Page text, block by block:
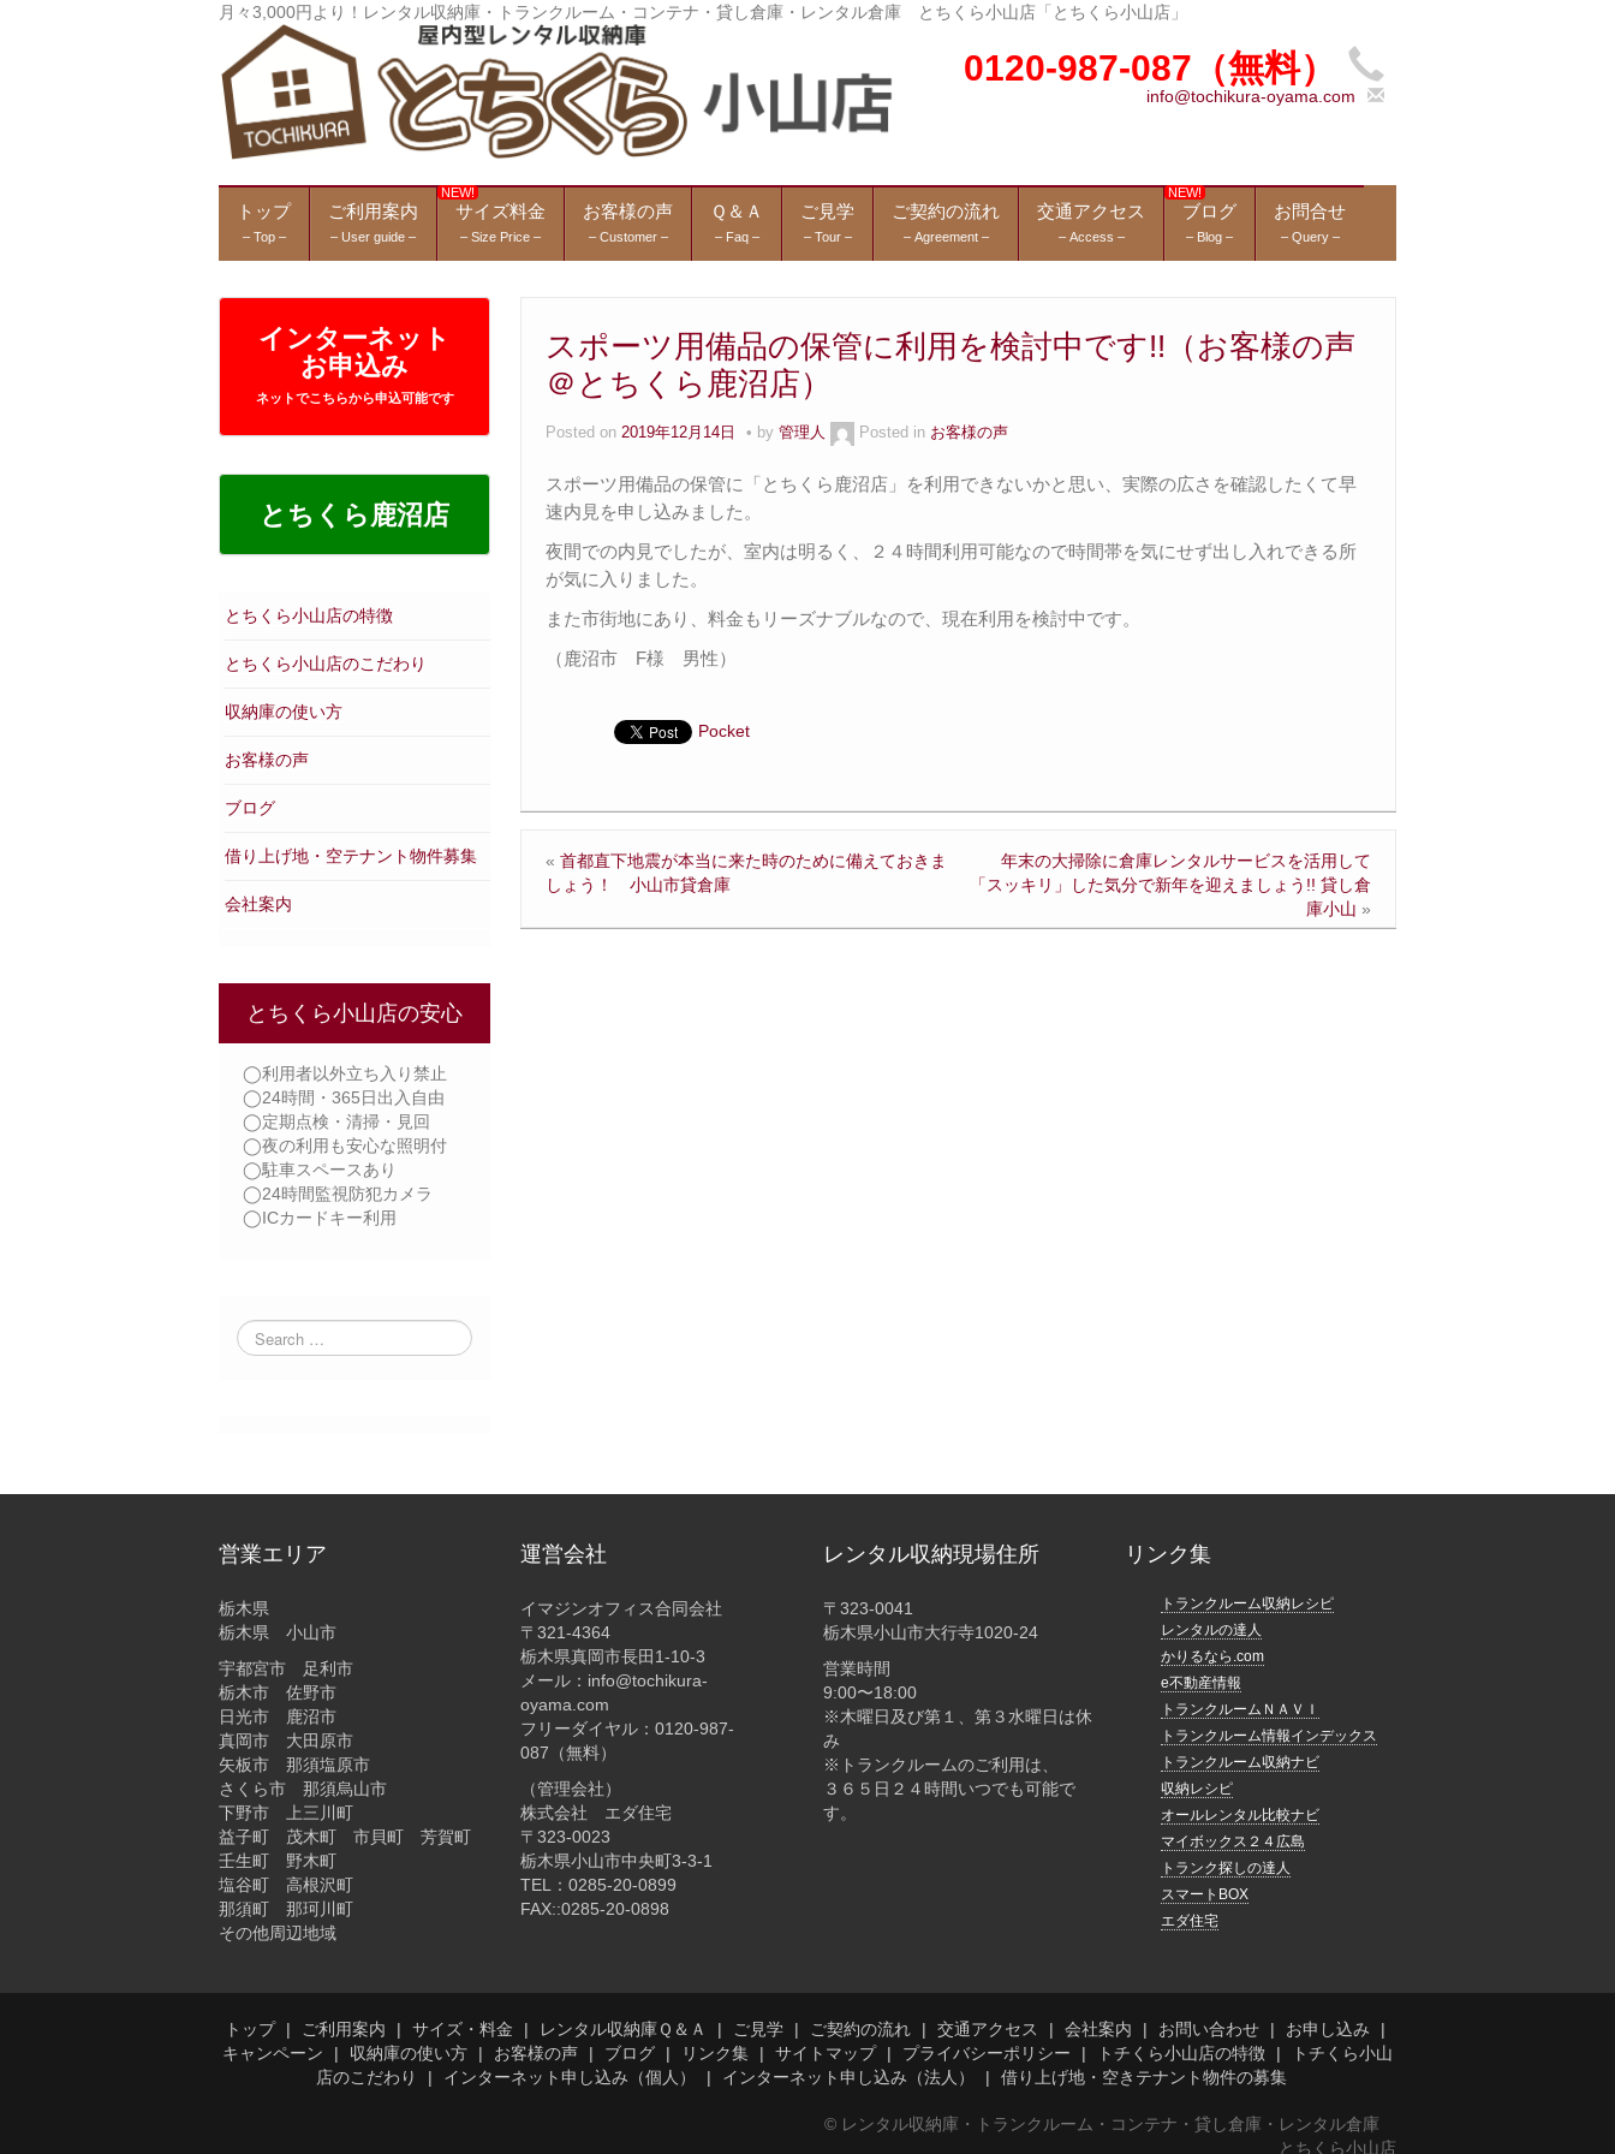
月々3,000円より！レンタル収納庫・トランクルーム・コンテナ・貸し倉庫・レンタル倉庫 とちくら小山店「とちくら小山店」
0120-987-087（無料）
info@tochikura-oyama.com
トップ
– Top –
ご利用案内
– User guide –
サイズ料金
– Size Price –
お客様の声
– Customer –
Ｑ＆Ａ
– Faq –
ご見学
– Tour –
ご契約の流れ
– Agreement –
交通アクセス
– Access –
ブログ
– Blog –
お問合せ
– Query –
インターネット
お申込み
ネットでこちらから申込可能です
とちくら鹿沼店
とちくら小山店の特徴
とちくら小山店のこだわり
収納庫の使い方
お客様の声
ブログ
借り上げ地・空テナント物件募集
会社案内
とちくら小山店の安心
◯利用者以外立ち入り禁止
◯24時間・365日出入自由
◯定期点検・清掃・見回
◯夜の利用も安心な照明付
◯駐車スペースあり
◯24時間監視防犯カメラ
◯ICカードキー利用
スポーツ用備品の保管に利用を検討中です!!（お客様の声
＠とちくら鹿沼店）
Posted on2019年12月14日 by管理人 Posted in お客様の声
スポーツ用備品の保管に「とちくら鹿沼店」を利用できないかと思い、実際の広さを確認したくて早
速内見を申し込みました。
夜間での内見でしたが、室内は明るく、２４時間利用可能なので時間帯を気にせず出し入れできる所
が気に入りました。
また市街地にあり、料金もリーズナブルなので、現在利用を検討中です。
（鹿沼市 F様 男性）
Pocket
«首都直下地震が本当に来た時のために備えておきま
しょう！ 小山市貸倉庫
年末の大掃除に倉庫レンタルサービスを活用して
「スッキリ」した気分で新年を迎えましょう!! 貸し倉
庫小山 »
営業エリア
栃木県
栃木県 小山市
宇都宮市 足利市
栃木市 佐野市
日光市 鹿沼市
真岡市 大田原市
矢板市 那須塩原市
さくら市 那須烏山市
下野市 上三川町
益子町 茂木町 市貝町 芳賀町
壬生町 野木町
塩谷町 高根沢町
那須町 那珂川町
その他周辺地域
運営会社
イマジンオフィス合同会社
〒321-4364
栃木県真岡市長田1-10-3
メール：info@tochikura-
oyama.com
フリーダイヤル：0120-987-
087（無料）
（管理会社）
株式会社 エダ住宅
〒323-0023
栃木県小山市中央町3-3-1
TEL：0285-20-0899
FAX::0285-20-0898
レンタル収納現場住所
〒323-0041
栃木県小山市大行寺1020-24
営業時間
9:00〜18:00
※木曜日及び第１、第３水曜日は休
み
※トランクルームのご利用は、
３６５日２４時間いつでも可能で
す。
リンク集
トランクルーム収納レシピ
レンタルの達人
かりるなら.com
e不動産情報
トランクルームＮＡＶＩ
トランクルーム情報インデックス
トランクルーム収納ナビ
収納レシピ
オールレンタル比較ナビ
マイボックス２４広島
トランク探しの達人
スマートBOX
エダ住宅
トップ ご利用案内 サイズ・料金 レンタル収納庫Ｑ＆Ａ ご見学 ご契約の流れ 交通アクセス 会社案内 お問い合わせ
お申し込み
キャンペーン
収納庫の使い方 お客様の声 ブログ リンク集 サイトマップ プライバシーポリシー トチくら小山店の特徴
トチくら小山
店のこだわり
インターネット申し込み（個人） インターネット申し込み（法人） 借り上げ地・空きテナント物件の募集
© レンタル収納庫・トランクルーム・コンテナ・貸し倉庫・レンタル倉庫
とちくら小山店